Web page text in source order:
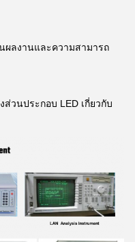
ผลงานและความสามารถ
วนประกอบ LED เกี่ยวกับ